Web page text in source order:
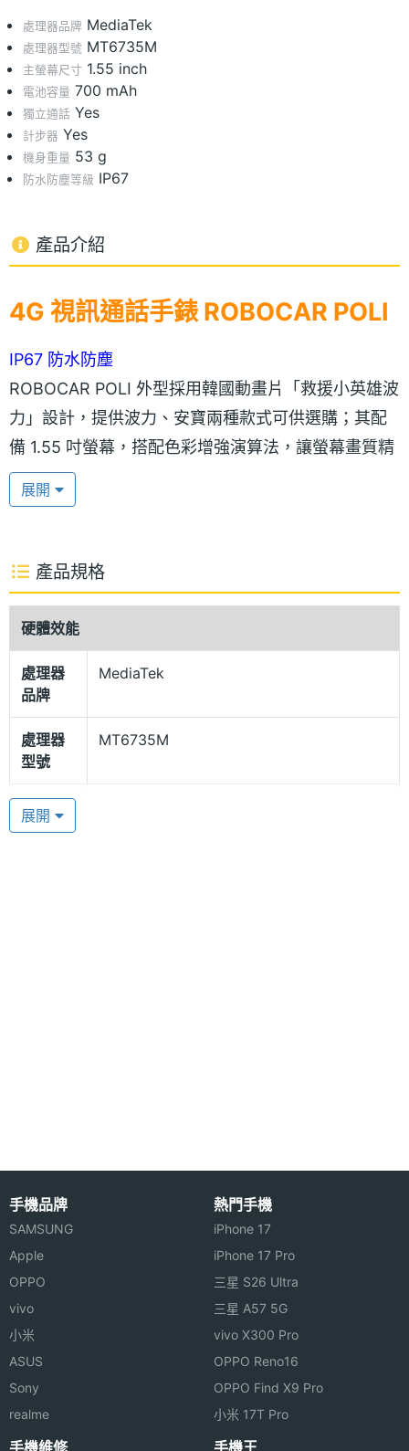
處理器品牌 MediaTek
處理器型號 MT6735M
主螢幕尺寸 1.55 inch
電池容量 700 mAh
獨立通話 Yes
計步器 Yes
機身重量 53 g
防水防塵等級 IP67
產品介紹
4G 視訊通話手錶 ROBOCAR POLI
IP67 防水防塵
ROBOCAR POLI 外型採用韓國動畫片「救援小英雄波
力」設計，提供波力、安寶兩種款式可供選購；其配
備 1.55 吋螢幕，搭配色彩增強演算法，讓螢幕畫質精
采呈現，加上 IPS 螢幕材質，無論圖片、影像均有出
色的視覺體驗效果。ROBOCAR POLI 除了支援 IP67
更放心給寶貝佩帶。
LINE 視訊通話
ROBOCAR POLI 內建 MediaTek MT6735M 四核心
處理器，配置 SIM 卡，提供 30 萬畫素前鏡頭，具有
過 4G 網路可享有 LINE 視訊通話，方便家長隨時掌握
孩子現況。ROBOCAR POLI 搭載計步器、軌跡導覽、
安全圍欄，讓你了解寶貝運動量是否足夠、孩子經過
哪些地方，當小孩超過特定區域時，家長手機還會收
◎ IP67 防水防塵等級
◎ 計步器、軌跡導覽、安全圍欄、多國語音翻譯
展開
產品規格
硬體效能
處理器
品牌
MediaTek
處理器
型號
MT6735M
處理器
核心數
解析度
主螢幕
像素密
主螢幕
材質
主螢幕
展開
手機品牌
SAMSUNG
Apple
OPPO
vivo
小米
ASUS
Sony
realme
熱門手機
iPhone 17
iPhone 17 Pro
三星 S26 Ultra
三星 A57 5G
vivo X300 Pro
OPPO Reno16
OPPO Find X9 Pro
小米 17T Pro